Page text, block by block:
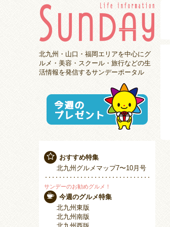
北九州・山口・福岡エリアを中心にグ
ルメ・美容・スクール・旅行などの生
活情報を発信するサンデーポータル
おすすめ特集
北九州グルメマップ7〜10月号
サンデーのお勧めグルメ！
今週のグルメ特集
北九州東版
北九州南版